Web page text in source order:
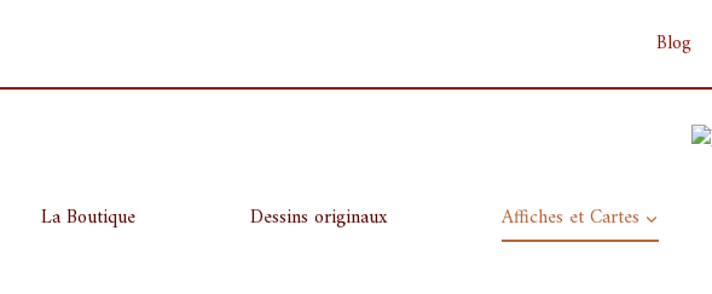
contenu
Blog
La Boutique Dessins originaux Affiches et Cartes